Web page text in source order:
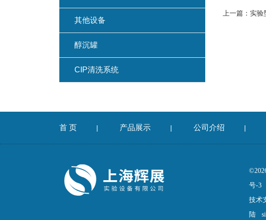
上一篇： 实验
其他设备
醇沉罐
CIP清洗系统
首 页 | 产品展示 | 公司介绍 |
号-3
技术
陆